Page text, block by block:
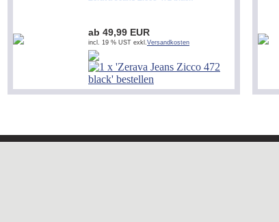
ab 49,99 EUR
incl. 19 % UST exkl.Versandkosten